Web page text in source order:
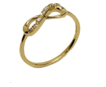
HIPHOP ストリート